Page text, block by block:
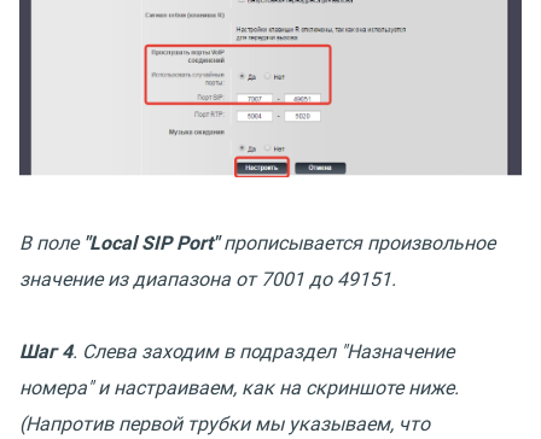
В поле "Local SIP Port" прописывается произвольное
значение из диапазона от 7001 до 49151.
Шаг 4. Слева заходим в подраздел "Назначение
номера" и настраиваем, как на скриншоте ниже.
(Напротив первой трубки мы указываем, что